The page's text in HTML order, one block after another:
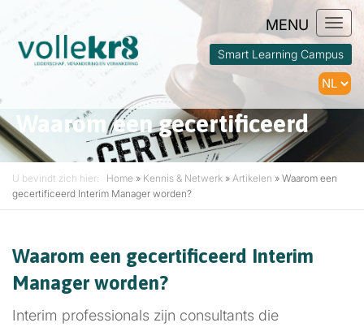
Smart Learning Campus
Waarom een gecertificeerd
Interim Manager worden?
U bevindt zich hier: Home » Kennis & Netwerk » Artikelen » Waarom een
gecertificeerd Interim Manager worden?
Waarom een gecertificeerd Interim
Manager worden?
Interim professionals zijn consultants die